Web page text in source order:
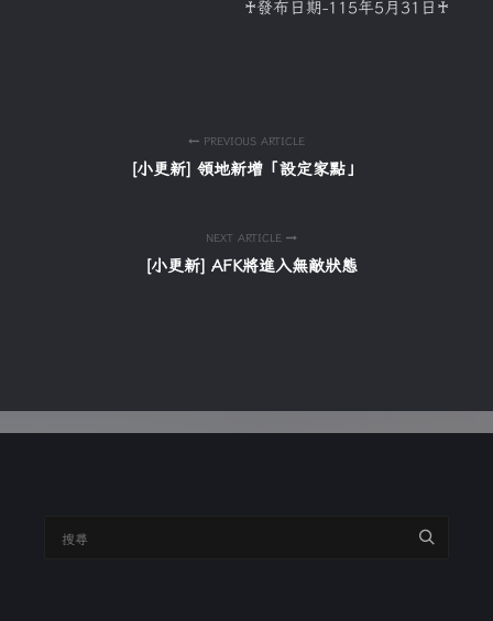
♰發布日期-115年5月31日♰
PREVIOUS ARTICLE
[小更新] 領地新增「設定家點」
NEXT ARTICLE
[小更新] AFK將進入無敵狀態